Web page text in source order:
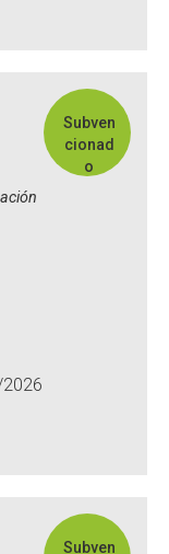
Subven
cionad
o
Subven